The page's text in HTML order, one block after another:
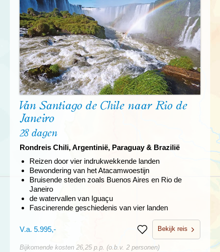
Van Santiago de Chile naar Rio de
Janeiro
28 dagen
Rondreis Chili, Argentinië, Paraguay & Brazilië
Reizen door vier indrukwekkende landen
Bewondering van het Atacamwoestijn
Bruisende steden zoals Buenos Aires en Rio de
Janeiro
de watervallen van Iguaçu
Fascinerende geschiedenis van vier landen
V.a. 5.995,- BewarenBekijk reis
Bijkomende kosten 26,25 p.p. (o.b.v. 2 personen)